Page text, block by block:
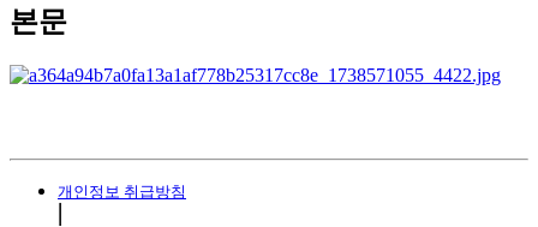
본문
개인정보 취급방침